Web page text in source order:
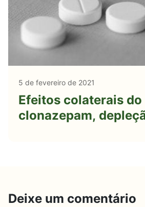
5 de fevereiro de 2021
Efeitos colaterais do
clonazepam,
Deixe um comentário